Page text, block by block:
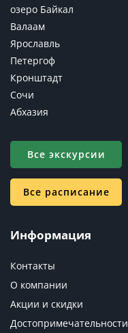
озеро Байкал
Валаам
Ярославль
Петергоф
Кронштадт
Сочи
Абхазия
Все экскурсии
Все расписание
Информация
Контакты
О компании
Акции и скидки
Достопримечательности